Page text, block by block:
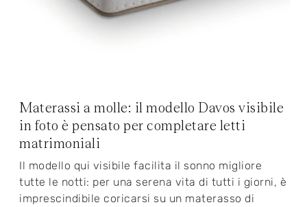
Materassi a molle: il modello Davos visibile
in foto è pensato per completare letti
matrimoniali
Il modello qui visibile facilita il sonno migliore
tutte le notti: per una serena vita di tutti i giorni, è
imprescindibile coricarsi su un materasso di